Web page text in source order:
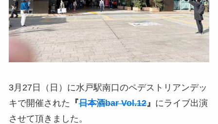
3月27日（日）に水戸駅南口のペデストリアンデッ
キで開催された 『日本酒bar Vol.12』 にライブ出演
させて頂きました。